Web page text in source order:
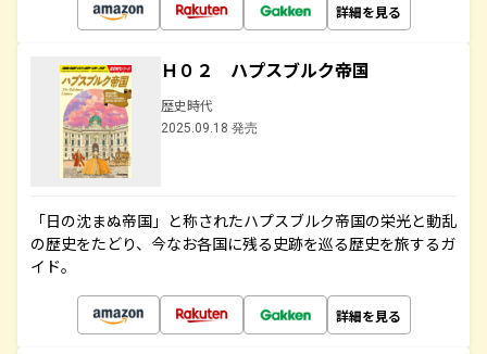
詳細を見る
Ｈ０２ ハプスブルク帝国
歴史時代
2025.09.18 発売
「日の沈まぬ帝国」と称されたハプスブルク帝国の栄光と動乱
の歴史をたどり、今なお各国に残る史跡を巡る歴史を旅するガ
イド。
詳細を見る